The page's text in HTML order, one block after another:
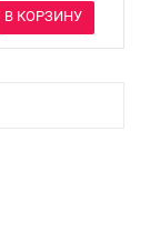
В КОРЗИНУ